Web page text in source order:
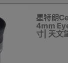
星特朗
4mm
寸| 天文